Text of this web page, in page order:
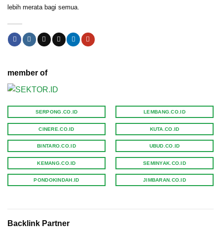
lebih merata bagi semua.
member of
SERPONG.CO.ID
CINERE.CO.ID
BINTARO.CO.ID
KEMANG.CO.ID
PONDOKINDAH.ID
LEMBANG.CO.ID
KUTA.CO.ID
UBUD.CO.ID
SEMINYAK.CO.ID
JIMBARAN.CO.ID
Backlink Partner